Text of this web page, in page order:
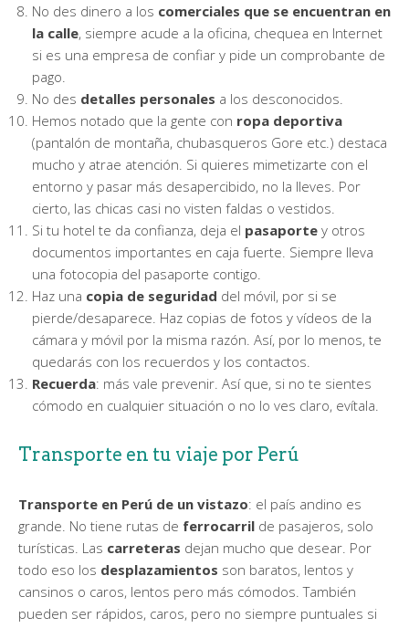
No des dinero a los comerciales que se encuentran en
la calle, siempre acude a la oficina, chequea en Internet
si es una empresa de confiar y pide un comprobante de
pago.
No des detalles personales a los desconocidos.
Hemos notado que la gente con ropa deportiva
(pantalón de montaña, chubasqueros Gore etc.) destaca
mucho y atrae atención. Si quieres mimetizarte con el
entorno y pasar más desapercibido, no la lleves. Por
cierto, las chicas casi no visten faldas o vestidos.
Si tu hotel te da confianza, deja el pasaporte y otros
documentos importantes en caja fuerte. Siempre lleva
una fotocopia del pasaporte contigo.
Haz una copia de seguridad del móvil, por si se
pierde/desaparece. Haz copias de fotos y vídeos de la
cámara y móvil por la misma razón. Así, por lo menos, te
quedarás con los recuerdos y los contactos.
Recuerda: más vale prevenir. Así que, si no te sientes
cómodo en cualquier situación o no lo ves claro, evítala.
Transporte en tu viaje por Perú
Transporte en Perú de un vistazo: el país andino es
grande. No tiene rutas de ferrocarril de pasajeros, solo
turísticas. Las carreteras dejan mucho que desear. Por
todo eso los desplazamientos son baratos, lentos y
cansinos o caros, lentos pero más cómodos. También
pueden ser rápidos, caros, pero no siempre puntuales si